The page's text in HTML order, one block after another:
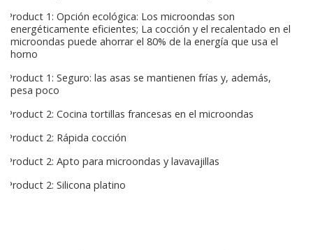
Product 1: Opción ecológica: Los microondas son
energéticamente eficientes; La cocción y el recalentado en el
microondas puede ahorrar el 80% de la energía que usa el
horno
Product 1: Seguro: las asas se mantienen frías y, además,
pesa poco
Product 2: Cocina tortillas francesas en el microondas
Product 2: Rápida cocción
Product 2: Apto para microondas y lavavajillas
Product 2: Silicona platino